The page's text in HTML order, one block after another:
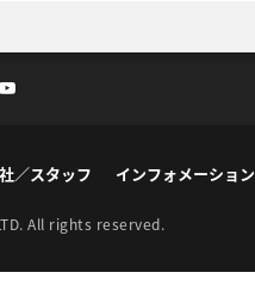
／スタッフ インフォメーション
All rights reserved.